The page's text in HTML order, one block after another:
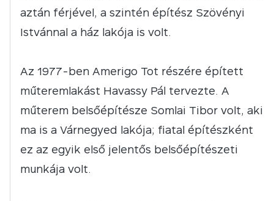
aztán férjével, a szintén építész Szövényi
Istvánnal a ház lakója is volt.
Az 1977-ben Amerigo Tot részére épített
műteremlakást Havassy Pál tervezte. A
műterem belsőépítésze Somlai Tibor volt, aki
ma is a Várnegyed lakója; fiatal építészként
ez az egyik első jelentős belsőépítészeti
munkája volt.